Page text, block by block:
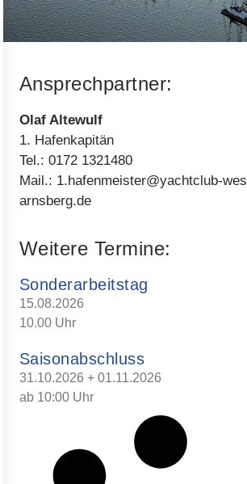
Ansprechpartner:
Olaf Altewulf
1. Hafenkapitän
Tel.: 0172 1321480
Mail.: 1.hafenmeister@yachtclub-
arnsberg.de
Weitere Termine:
Sonderarbeitstag
15.08.2026
10.00 Uhr
Saisonabschluss
31.10.2026 + 01.11.2026
ab 10:00 Uhr